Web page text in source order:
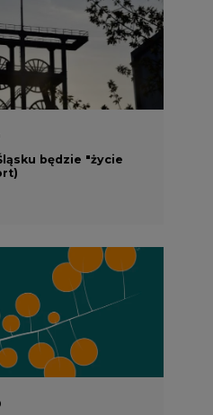
raport o stanie